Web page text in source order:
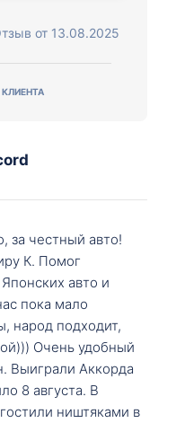
от 13.08.2025
за честный авто!
К. Помог
авто и
пока мало
народ подходит,
Очень удобный
Выиграли Аккорда
8 августа. В
ништяками в